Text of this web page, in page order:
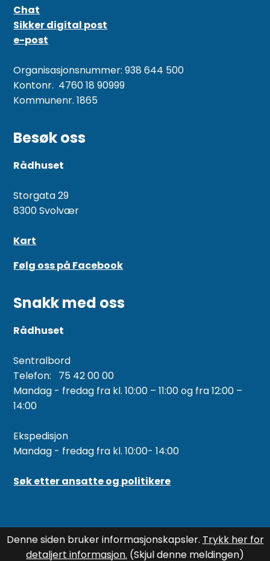
Chat
Sikker digital post
e-post
Organisasjonsnummer: 938 644 500
Kontonr. 4760 18 90999
Kommunenr. 1865
Besøk oss
Rådhuset
Storgata 29
8300 Svolvær
Kart
Følg oss på Facebook
Snakk med oss
Rådhuset
Sentralbord
Telefon: 75 42 00 00
Mandag - fredag fra kl. 10:00 – 11:00 og fra 12:00 –
14:00
Ekspedisjon
Mandag - fredag fra kl. 10:00- 14:00
Søk etter ansatte og politikere
Denne siden bruker informasjonskapsler. Trykk her for
detaljert informasjon. (Skjul denne meldingen)